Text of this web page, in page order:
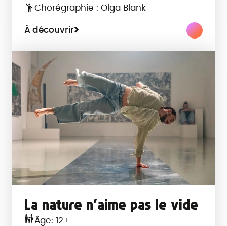
Chorégraphie : Olga Blank
À découvrir
La nature n’aime pas le vide
Âge: 12+